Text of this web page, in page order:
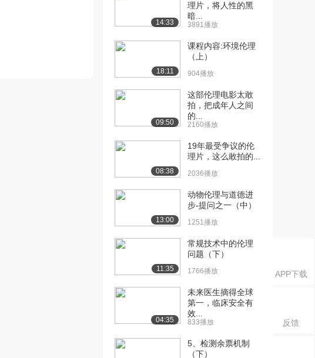
APP下载
反馈
[14] 模块十 七、卫生技术
评估的相关案例...
14:33
理片，将人性的黑
暗...
3891播放
18:11
课程内容:环境伦理
（上）
904播放
09:50
这部伦理电影太敢
拍，把成年人之间
的...
2160播放
08:38
19年最受争议的伦
理片，这么敢拍的...
2036播放
13:00
动物伦理与道德进
步-提问之一（中）
1251播放
11:35
常规技术中的伦理
问题（下）
1766播放
04:35
未来医生摘得全球
第一，临床安全有
效...
833播放
5、检测余票机制
（下）